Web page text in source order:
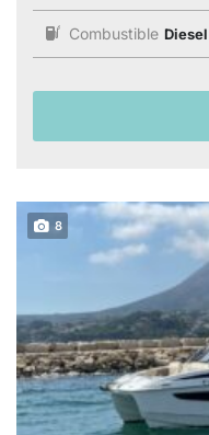
Combustible Diesel
8